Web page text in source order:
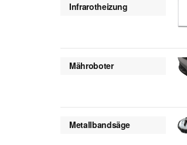
Infrarotheizung
Mähroboter
Metallbandsäge